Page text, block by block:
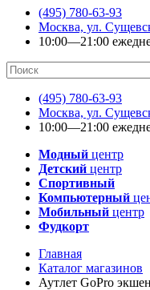
(495) 780-63-93
Москва, ул.
10:00—21:00
(495) 780-63-93
Москва, ул.
10:00—21:00
Модный центр
Детский центр
Спортивный
Компьютерный
Мобильный центр
Фудкорт
Главная
Каталог магазинов
Аутлет GoPro